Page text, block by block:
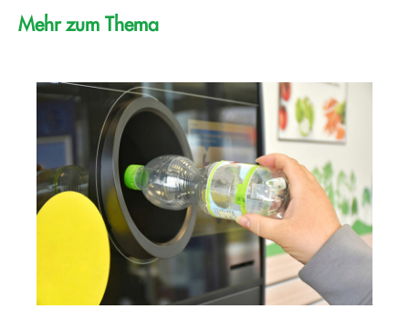
Mehr zum Thema